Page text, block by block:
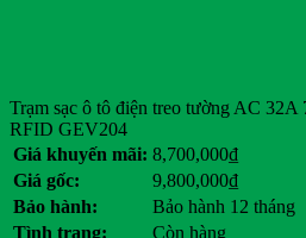
Trạm sạc ô tô điện treo tường AC
RFID GEV204
Giá khuyến mãi: 8,700,000₫
Giá gốc:
9,800,000₫
Bảo hành:
Bảo hành 12 tháng
Tình trạng:
Còn hàng